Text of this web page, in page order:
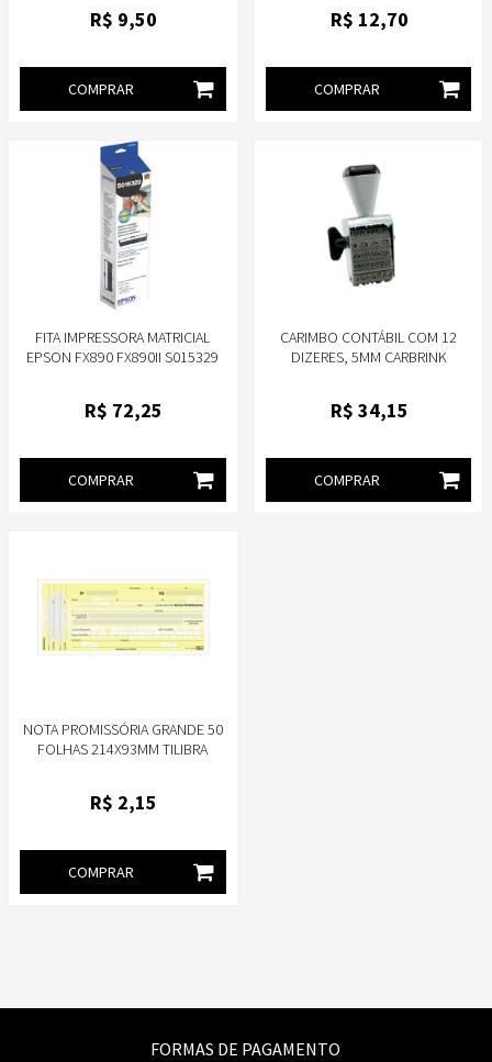
R$ 9,50
COMPRAR
R$ 12,70
COMPRAR
FITA IMPRESSORA MATRICIAL
EPSON FX890 FX890II S015329
R$ 72,25
COMPRAR
CARIMBO CONTÁBIL COM 12
DIZERES, 5MM CARBRINK
R$ 34,15
COMPRAR
NOTA PROMISSÓRIA GRANDE 50
FOLHAS 214X93MM TILIBRA
R$ 2,15
COMPRAR
FORMAS DE PAGAMENTO